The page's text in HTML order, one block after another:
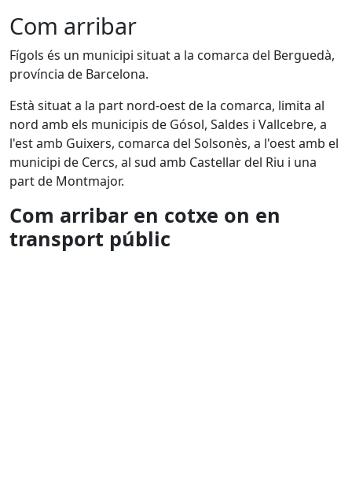
Com arribar
Fígols és un municipi situat a la comarca del Berguedà,
província de Barcelona.
Està situat a la part nord-oest de la comarca, limita al
nord amb els municipis de Gósol, Saldes i Vallcebre, a
l'est amb Guixers, comarca del Solsonès, a l'oest amb el
municipi de Cercs, al sud amb Castellar del Riu i una
part de Montmajor.
Com arribar en cotxe on en
transport públic